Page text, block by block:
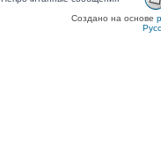
Создано на основе